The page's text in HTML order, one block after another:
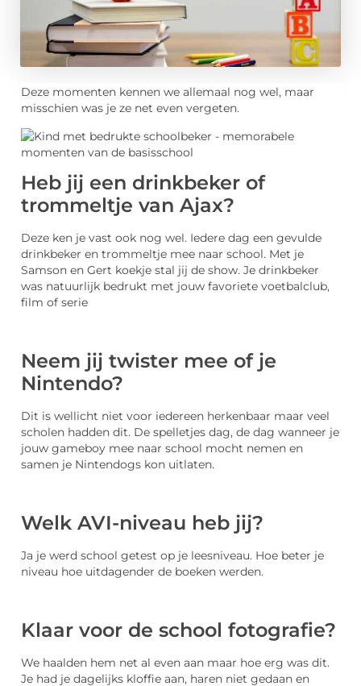
Deze momenten kennen we allemaal nog wel, maar
misschien was je ze net even vergeten.
Heb jij een drinkbeker of
trommeltje van Ajax?
Deze ken je vast ook nog wel. Iedere dag een gevulde
drinkbeker en trommeltje mee naar school. Met je
Samson en Gert koekje stal jij de show. Je drinkbeker
was natuurlijk bedrukt met jouw favoriete voetbalclub,
film of serie
Neem jij twister mee of je
Nintendo?
Dit is wellicht niet voor iedereen herkenbaar maar veel
scholen hadden dit. De spelletjes dag, de dag wanneer je
jouw gameboy mee naar school mocht nemen en
samen je Nintendogs kon uitlaten.
Welk AVI-niveau heb jij?
Ja je werd school getest op je leesniveau. Hoe beter je
niveau hoe uitdagender de boeken werden.
Klaar voor de school fotografie?
We haalden hem net al even aan maar hoe erg was dit.
Je had je dagelijks kloffie aan, haren niet gedaan en